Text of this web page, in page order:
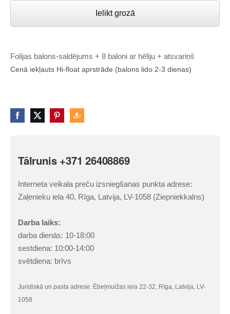
Tālrunis +371 26408869
Interneta veikala preču izsniegšanas punkta adrese:
Zaļenieku iela 40, Rīga, Latvija, LV-1058 (Ziepniekkalns)
Darba laiks:
darba dienās: 10-18:00
sestdiena: 10:00-14:00
svētdiena: brīvs
Juridiskā un pasta adrese: Ēbeļmuižas iela 22-32, Rīga, Latvija, LV-
1058
Ielikt grozā
Folijas balons-saldējums + 8 baloni ar hēliju + atsvariņš
Cenā iekļauts Hi-float aprstrāde (balons lido 2-3 dienas)